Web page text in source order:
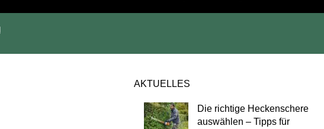
AKTUELLES
Die richtige Heckenschere
auswählen – Tipps für